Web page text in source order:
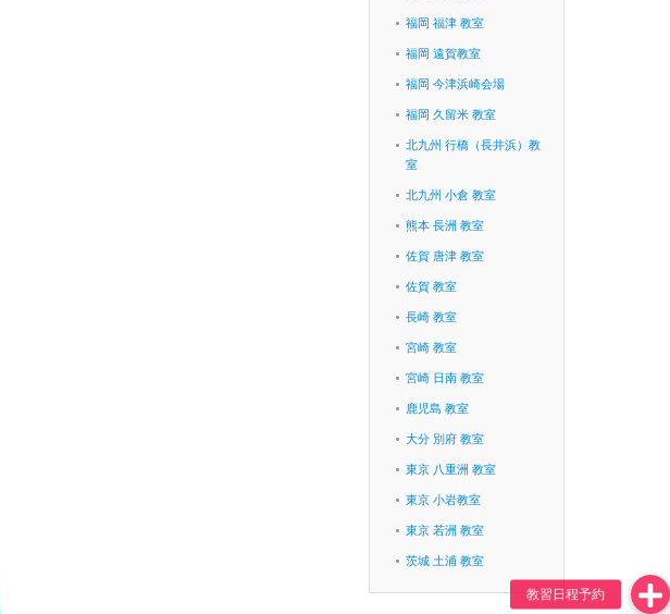
福岡 福津 教室
福岡 遠賀教室
福岡 今津浜崎会場
福岡 久留米 教室
北九州 行橋（長井浜）教
室
北九州 小倉 教室
熊本 長洲 教室
佐賀 唐津 教室
佐賀 教室
長崎 教室
宮崎 教室
宮崎 日南 教室
鹿児島 教室
大分 別府 教室
東京 八重洲 教室
東京 小岩教室
東京 若洲 教室
茨城 土浦 教室